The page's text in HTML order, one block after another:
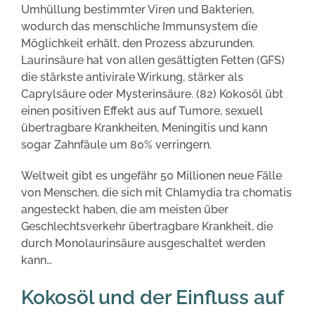
Umhüllung bestimmter Viren und Bakterien,
wodurch das menschliche Immunsystem die
Möglichkeit erhält, den Prozess abzurunden.
Laurinsäure hat von allen gesättigten Fetten (GFS)
die stärkste antivirale Wirkung, stärker als
Caprylsäure oder Mysterinsäure. (82) Kokosöl übt
einen positiven Effekt aus auf Tumore, sexuell
übertragbare Krankheiten, Meningitis und kann
sogar Zahnfäule um 80% verringern.
Weltweit gibt es ungefähr 50 Millionen neue Fälle
von Menschen, die sich mit Chlamydia tra chomatis
angesteckt haben, die am meisten über
Geschlechtsverkehr übertragbare Krankheit, die
durch Monolaurinsäure ausgeschaltet werden
kann…
Kokosöl und der Einfluss auf